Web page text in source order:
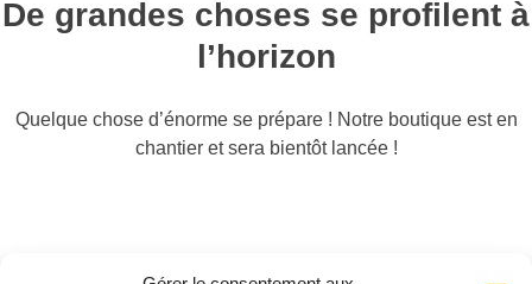
De grandes choses se profilent à
l’horizon
Quelque chose d’énorme se prépare ! Notre boutique est en
chantier et sera bientôt lancée !